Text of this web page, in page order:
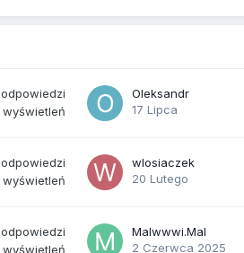
odpowiedzi
wyświetleń
Oleksandr
17 Lipca
odpowiedzi
wyświetleń
wlosiaczek
20 Lutego
odpowiedzi
wyświetleń
Malwwwi.Mal
2 Czerwca 2025